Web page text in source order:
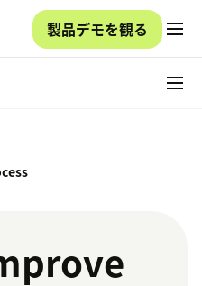
製品デモを観る